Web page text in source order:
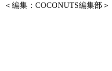
＜編集：COCONUTS編集部＞